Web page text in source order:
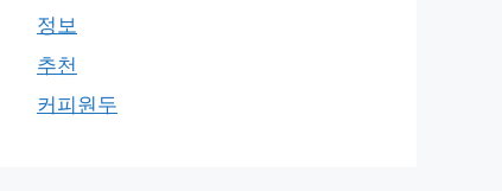
정보
추천
커피원두